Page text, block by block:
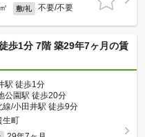
敷/礼 不要/不要
歩1分 7階 築29年7ヶ月の賃
駅 徒歩1分
公園駅 徒歩20分
線/小田井駅 徒歩9分
生町